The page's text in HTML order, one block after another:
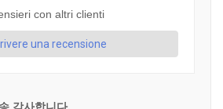
con altri clienti
una recensione